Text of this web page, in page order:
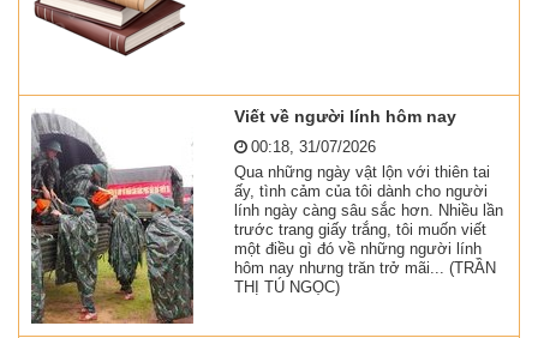
Viết về người lính hôm nay
00:18, 31/07/2026
Qua những ngày vật lộn với thiên tai
ấy, tình cảm của tôi dành cho người
lính ngày càng sâu sắc hơn. Nhiều lần
trước trang giấy trắng, tôi muốn viết
một điều gì đó về những người lính
hôm nay nhưng trăn trở mãi... (TRẦN
THỊ TÚ NGỌC)